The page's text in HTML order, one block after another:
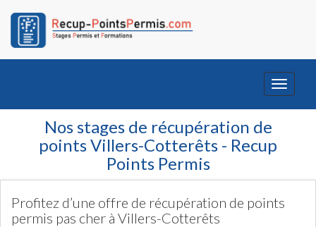
Toggle
Nos stages de récupération de
points Villers-Cotterêts - Recup
Points Permis
Profitez d’une offre de récupération de points
permis pas cher à Villers-Cotterêts